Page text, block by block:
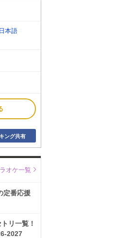
本語
ング共有
オケ一覧
定番応援
リ一覧！
2027